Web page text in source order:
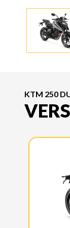
KTM 250